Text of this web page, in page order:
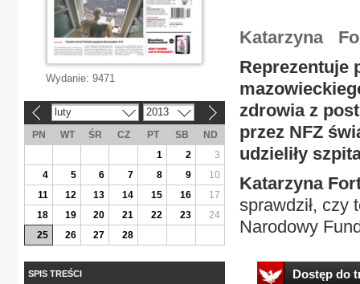
Katarzyna
Reprezentuje
zdrowia z
przez NFZ
udzieliły
Katarzyna
sprawdził, czy
Narodowy
Dostęp do
Wydanie: 9471
luty 2013
PN WT ŚR CZ PT SB
ND
1
2
3
4
5 6 7 8 9
10
11
12 13 14 15 16
17
18
19 20 21 22 23
24
25
26 27 28
SPIS TREŚCI